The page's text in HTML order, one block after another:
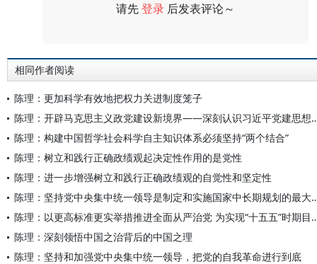
请先登录 后发表评论～
相同作者阅读
陈理：更加科学有效地把权力关进制度笼子
陈理：开辟马克思主义政党建
陈理：构建中国哲学社会科学自主知识体系必须坚持“两个结合”
陈理：树立和践行正确政绩观起决定性作用的是党性
陈理：进一步增强树立和践行正确政绩观的自觉性和坚定性
陈理：坚持党中央集中统一领
陈理：以更高标准更实举措推进全面
陈理：深刻领悟中国之治背后的中国之理
陈理：坚持和加强党中央集中统一领导，把党的自我革命进行到底